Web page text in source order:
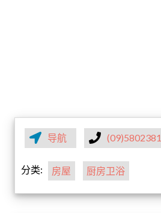
导航 (09)5802381
分类: 房屋 厨房卫浴